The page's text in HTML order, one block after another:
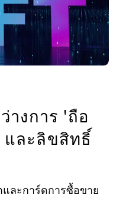
างการ 'ถือ
และลิขสิทธิ์
ละการ์ดการซื้อขาย